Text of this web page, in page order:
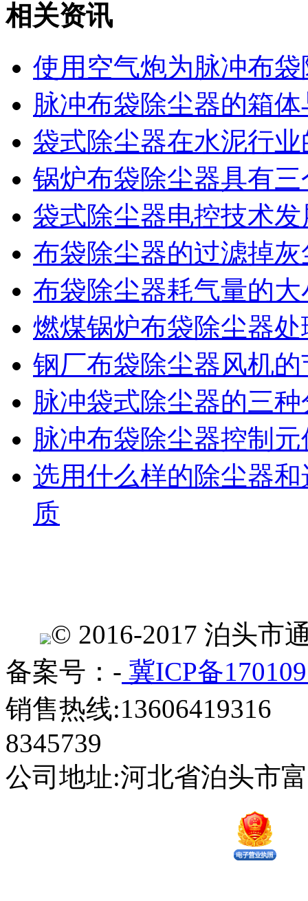
相关资讯
使用空气炮为脉冲布
脉冲布袋除尘器的箱
袋式除尘器在水泥行
锅炉布袋除尘器具有
袋式除尘器电控技术
布袋除尘器的过滤掉
布袋除尘器耗气量的大
燃煤锅炉布袋除尘器
钢厂布袋除尘器风机
脉冲袋式除尘器的三
脉冲布袋除尘器控制
选用什么样的除尘器
质
© 2016-2017 泊头市
备案号：- 冀ICP备
销售热线:13606419316
8345739
公司地址:河北省泊头市